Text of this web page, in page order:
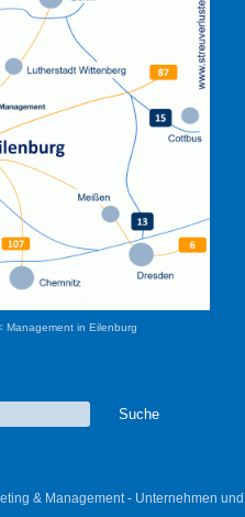
Management in Eilenburg
& Management - Unternehmen und